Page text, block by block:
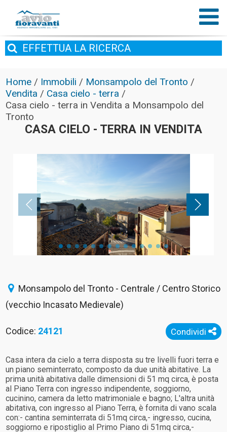
EFFETTUA LA RICERCA
Home / Immobili / Monsampolo del Tronto /
Vendita / Casa cielo - terra /
Casa cielo - terra in Vendita a Monsampolo del
Tronto
CASA CIELO - TERRA IN VENDITA
Monsampolo del Tronto - Centrale / Centro Storico
(vecchio Incasato Medievale)
Condividi
Codice: 24121
Casa intera da cielo a terra disposta su tre livelli fuori terra e
un piano seminterrato, composto da due unità abitative. La
prima unità abitativa dalle dimensioni di 51 mq circa, è posta
al Piano Terra con ingresso indipendente, soggiorno,
cucinino, camera da letto matrimoniale e bagno; L'altra unità
abitativa, con ingresso al Piano Terra, è fornita di vano scala
con:- cantina seminterrata di 51mq circa,- ingresso, cucina,
soggiorno e ripostiglio al Primo Piano di 51mq circa,-